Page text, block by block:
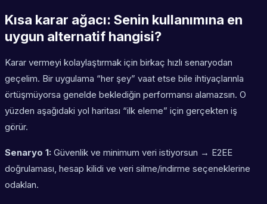
Kısa karar ağacı: Senin kullanımına en
uygun alternatif hangisi?
Karar vermeyi kolaylaştırmak için birkaç hızlı senaryodan
geçelim. Bir uygulama “her şey” vaat etse bile ihtiyaçlarınla
örtüşmüyorsa genelde beklediğin performansı alamazsın. O
yüzden aşağıdaki yol haritası “ilk eleme” için gerçekten iş
görür.
Senaryo 1: Güvenlik ve minimum veri istiyorsun → E2EE
doğrulaması, hesap kilidi ve veri silme/indirme seçeneklerine
odaklan.